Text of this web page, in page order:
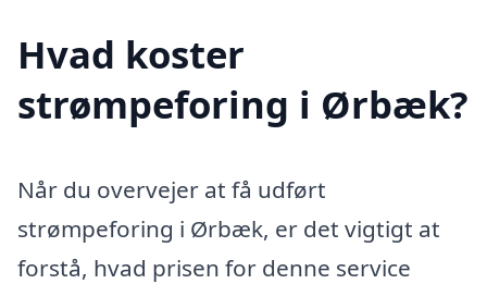
Hvad koster
strømpeforing i Ørbæk?
Når du overvejer at få udført
strømpeforing i Ørbæk, er det vigtigt at
forstå, hvad prisen for denne service